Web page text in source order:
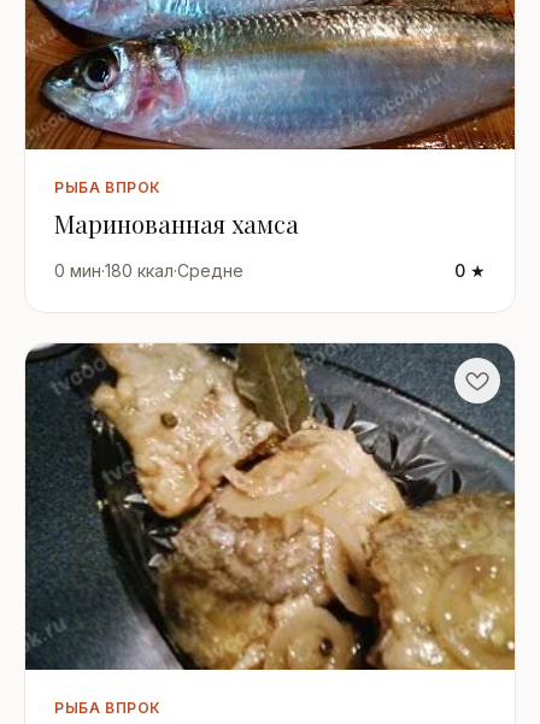
РЫБА ВПРОК
Маринованная хамса
0 мин·180 ккал·Средне 0 ★
РЫБА ВПРОК